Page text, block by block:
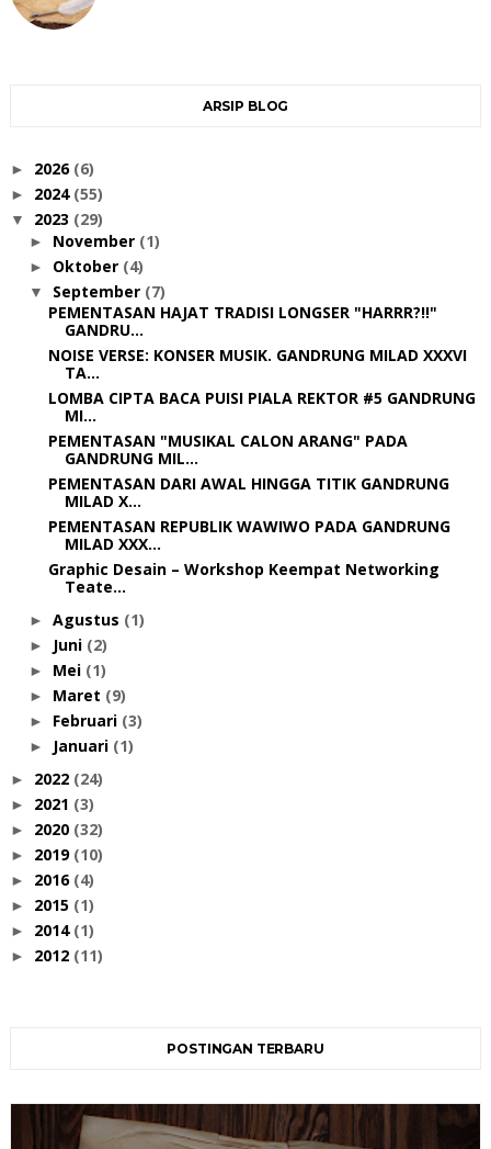
ARSIP BLOG
► 2026 (6)
► 2024 (55)
▼ 2023 (29)
► November (1)
► Oktober (4)
▼ September (7)
PEMENTASAN HAJAT TRADISI LONGSER "HARRR?!!"
GANDRU...
NOISE VERSE: KONSER MUSIK. GANDRUNG MILAD XXXVI
TA...
LOMBA CIPTA BACA PUISI PIALA REKTOR #5 GANDRUNG
MI...
PEMENTASAN "MUSIKAL CALON ARANG" PADA
GANDRUNG MIL...
PEMENTASAN DARI AWAL HINGGA TITIK GANDRUNG
MILAD X...
PEMENTASAN REPUBLIK WAWIWO PADA GANDRUNG
MILAD XXX...
Graphic Desain – Workshop Keempat Networking
Teate...
► Agustus (1)
► Juni (2)
► Mei (1)
► Maret (9)
► Februari (3)
► Januari (1)
► 2022 (24)
► 2021 (3)
► 2020 (32)
► 2019 (10)
► 2016 (4)
► 2015 (1)
► 2014 (1)
► 2012 (11)
POSTINGAN TERBARU